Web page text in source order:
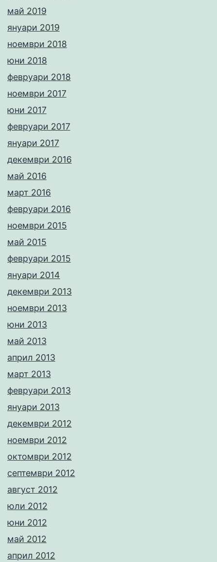
май 2019
януари 2019
ноември 2018
юни 2018
февруари 2018
ноември 2017
юни 2017
февруари 2017
януари 2017
декември 2016
май 2016
март 2016
февруари 2016
ноември 2015
май 2015
февруари 2015
януари 2014
декември 2013
ноември 2013
юни 2013
май 2013
април 2013
март 2013
февруари 2013
януари 2013
декември 2012
ноември 2012
октомври 2012
септември 2012
август 2012
юли 2012
юни 2012
май 2012
април 2012